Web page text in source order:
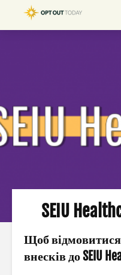
SEIU
Щоб відмовитися
внесків до SEIU